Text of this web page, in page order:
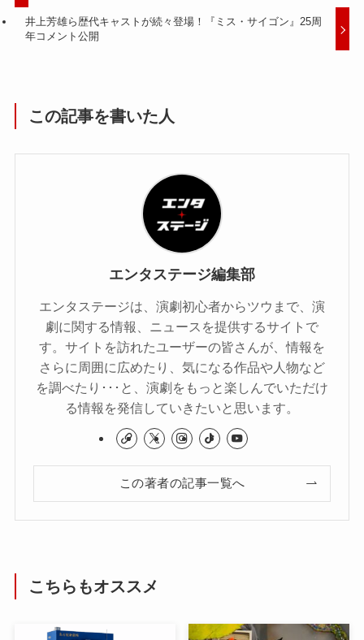
井上芳雄ら歴代キャストが続々登場！『ミス・サイゴン』25周
年コメント公開
この記事を書いた人
エンタステージ編集部
エンタステージは、演劇初心者からツウまで、演
劇に関する情報、ニュースを提供するサイトで
す。サイトを訪れたユーザーの皆さんが、情報を
さらに周囲に広めたり、気になる作品や人物など
を調べたり･･･と、演劇をもっと楽しんでいただけ
る情報を発信していきたいと思います。
この著者の記事一覧へ
こちらもオススメ